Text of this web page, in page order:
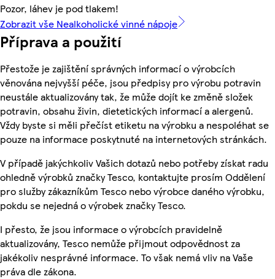
Pozor, láhev je pod tlakem!
Zobrazit vše Nealkoholické vinné nápoje
Příprava a použití
Přestože je zajištění správných informací o výrobcích
věnována nejvyšší péče, jsou předpisy pro výrobu potravin
neustále aktualizovány tak, že může dojít ke změně složek
potravin, obsahu živin, dietetických informací a alergenů.
Vždy byste si měli přečíst etiketu na výrobku a nespoléhat se
pouze na informace poskytnuté na internetových stránkách.
V případě jakýchkoliv Vašich dotazů nebo potřeby získat radu
ohledně výrobků značky Tesco, kontaktujte prosím Oddělení
pro služby zákazníkům Tesco nebo výrobce daného výrobku,
pokdu se nejedná o výrobek značky Tesco.
I přesto, že jsou informace o výrobcích pravidelně
aktualizovány, Tesco nemůže přijmout odpovědnost za
jakékoliv nesprávné informace. To však nemá vliv na Vaše
práva dle zákona.